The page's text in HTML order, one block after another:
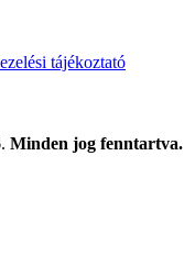
tájékoztató
Minden jog fenntartva.